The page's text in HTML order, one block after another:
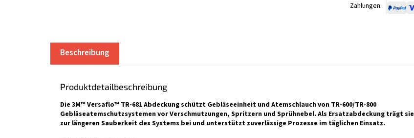
Zahlungen:
Beschreibung
Produktdetailbeschreibung
Die 3M™ Versaflo™ TR-681 Abdeckung schützt Gebläseeinheit und Atemschlauch von TR-600/TR-800
Gebläseatemschutzsystemen vor Verschmutzungen, Spritzern und Sprühnebel. Als Ersatzabdeckung trägt sie
zur längeren Sauberkeit des Systems bei und unterstützt zuverlässige Prozesse im täglichen Einsatz.